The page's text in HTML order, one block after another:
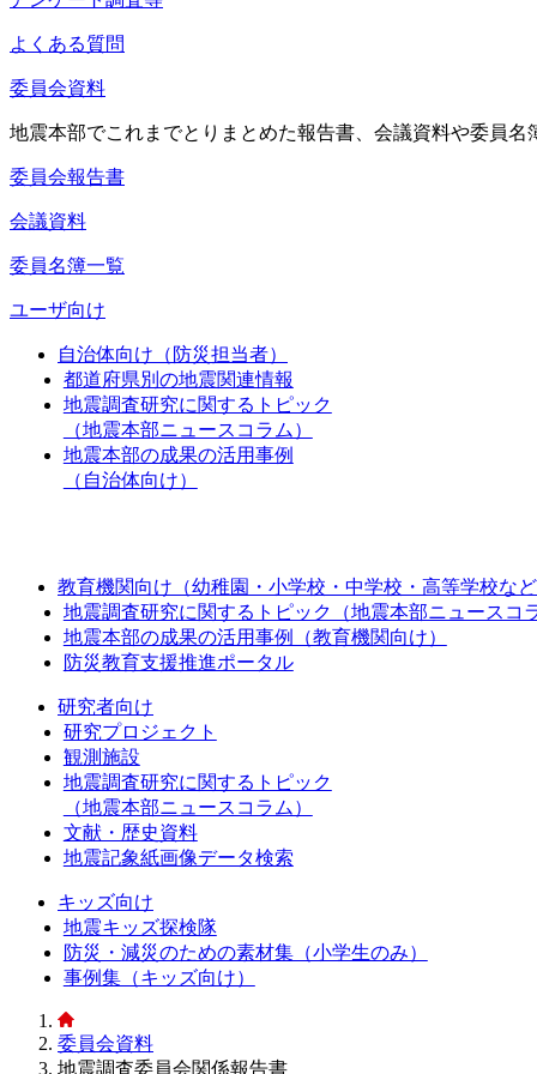
よくある質問
委員会資料
地震本部でこれまでとりまとめた報告書、会議資料や委員名
委員会報告書
会議資料
委員名簿一覧
ユーザ向け
自治体向け（防災担当者）
都道府県別の地震関連情報
地震調査研究に関するトピック
（地震本部ニュースコラム）
地震本部の成果の活用事例
（自治体向け）
教育機関向け（幼稚園・小学校・中学校・高等学校など
地震調査研究に関するトピック（地震本部ニュースコ
地震本部の成果の活用事例（教育機関向け）
防災教育支援推進ポータル
研究者向け
研究プロジェクト
観測施設
地震調査研究に関するトピック
（地震本部ニュースコラム）
文献・歴史資料
地震記象紙画像データ検索
キッズ向け
地震キッズ探検隊
防災・減災のための素材集（小学生のみ）
事例集（キッズ向け）
委員会資料
地震調査委員会関係報告書